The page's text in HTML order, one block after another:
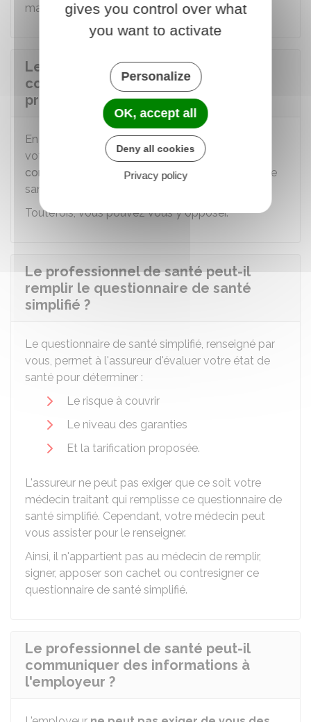
majeure de son choix.
Le professionnel de santé peut-il
communiquer des informations aux
proches ?
En cas de diagnosticou depronostic grave
votre famille, vos proches ou votre
confiance
peuvent être informés de votre état de
santé pour vous soutenir.
Toutefois, vous pouvez vous y opposer.
Le professionnel de santé peut-il
remplir le questionnaire de santé
simplifié ?
Le questionnaire de santé simplifié, renseigné par
vous, permet à l'assureur d'évaluer votre état de
santé pour déterminer :
Le risque à couvrir
Le niveau des garanties
Et la tarification proposée.
L'assureur ne peut pas exiger que ce soit votre
médecin traitant qui remplisse ce questionnaire de
santé simplifié. Cependant, votre médecin peut
vous assister pour le renseigner.
Ainsi, il n'appartient pas au médecin de remplir,
signer, apposer son cachet ou contresigner ce
questionnaire de santé simplifié.
Le professionnel de santé peut-il
communiquer des informations à
l'employeur ?
gives you control over what
you want to activate
Personalize
OK, accept all
Deny all cookies
Privacy policy